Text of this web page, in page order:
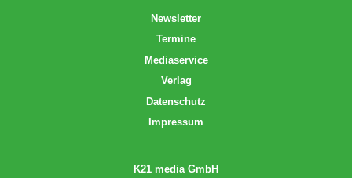
Newsletter
Termine
Mediaservice
Verlag
Datenschutz
Impressum
K21 media GmbH